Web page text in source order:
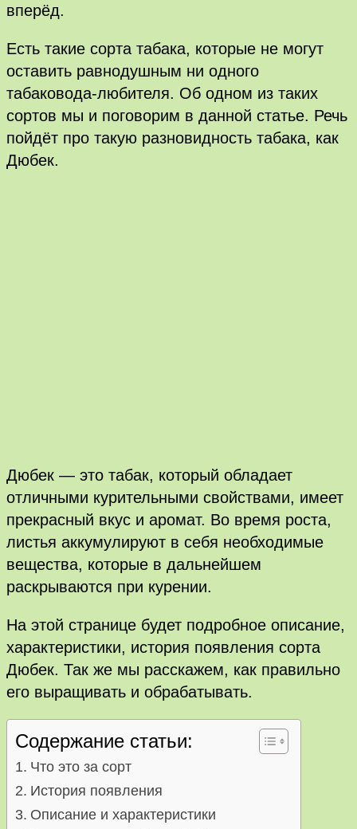
вперёд.
Есть такие сорта табака, которые не могут
оставить равнодушным ни одного
табаковода-любителя. Об одном из таких
сортов мы и поговорим в данной статье. Речь
пойдёт про такую разновидность табака, как
Дюбек.
Дюбек — это табак, который обладает
отличными курительными свойствами, имеет
прекрасный вкус и аромат. Во время роста,
листья аккумулируют в себя необходимые
вещества, которые в дальнейшем
раскрываются при курении.
На этой странице будет подробное описание,
характеристики, история появления сорта
Дюбек. Так же мы расскажем, как правильно
его выращивать и обрабатывать.
Содержание статьи:
Что это за сорт
История появления
Описание и характеристики